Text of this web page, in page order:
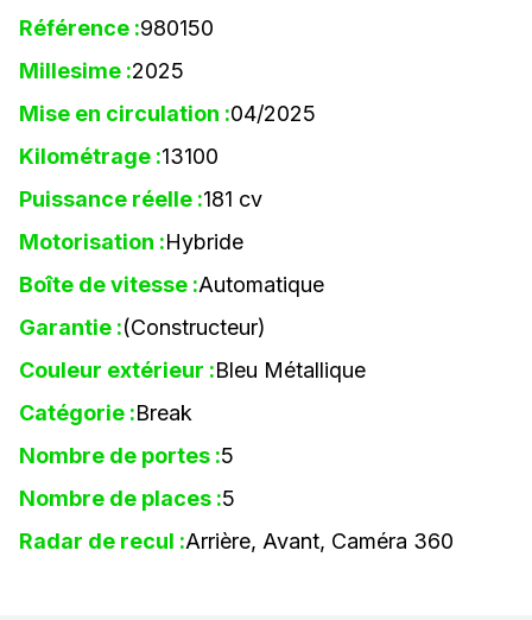
Référence :980150
Millesime :2025
Mise en circulation :04/2025
Kilométrage :13100
Puissance réelle :181 cv
Motorisation :Hybride
Boîte de vitesse :Automatique
Garantie :(Constructeur)
Couleur extérieur :Bleu Métallique
Catégorie :Break
Nombre de portes :5
Nombre de places :5
Radar de recul :Arrière, Avant, Caméra 360